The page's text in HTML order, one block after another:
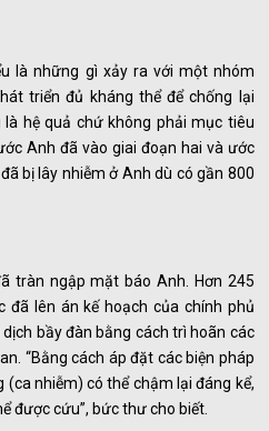
là những gì xảy ra với một nhóm
triển đủ kháng thể để chống lại
là hệ quả chứ không phải mục tiêu
Anh đã vào giai đoạn hai và ước
bị lây nhiễm ở Anh dù có gần 800
tràn ngập mặt báo Anh. Hơn 245
đã lên án kế hoạch của chính phủ
bầy đàn bằng cách trì hoãn các
“Bằng cách áp đặt các biện pháp
(ca nhiễm) có thể chậm lại đáng kể,
được cứu”, bức thư cho biết.